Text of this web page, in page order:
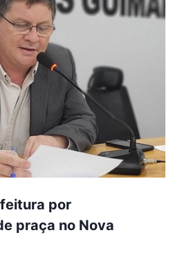
por
praça no Nova